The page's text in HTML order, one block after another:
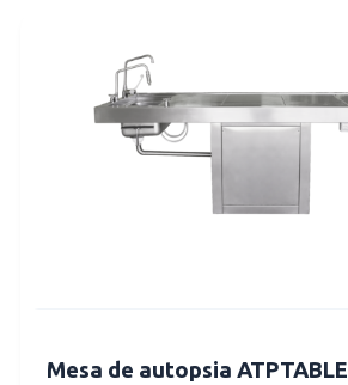
Mesa de autopsia ATPTABLE